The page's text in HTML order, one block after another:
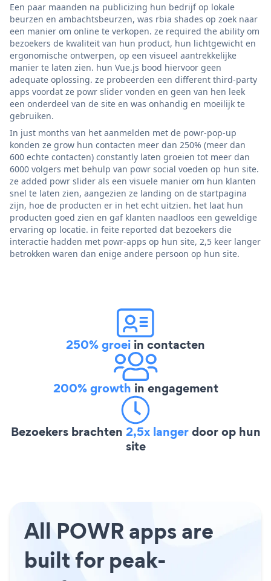
Een paar maanden na publicizing hun bedrijf op lokale
beurzen en ambachtsbeurzen, was rbia shades op zoek naar
een manier om online te verkopen. ze required the ability om
bezoekers de kwaliteit van hun product, hun lichtgewicht en
ergonomische ontwerpen, op een visueel aantrekkelijke
manier te laten zien. hun Vue.js bood hiervoor geen
adequate oplossing. ze probeerden een different third-party
apps voordat ze powr slider vonden en geen van hen leek
een onderdeel van de site en was onhandig en moeilijk te
gebruiken.
In just months van het aanmelden met de powr-pop-up
konden ze grow hun contacten meer dan 250% (meer dan
600 echte contacten) constantly laten groeien tot meer dan
6000 volgers met behulp van powr social voeden op hun site.
ze added powr slider als een visuele manier om hun klanten
snel te laten zien, aangezien ze landing on de startpagina
zijn, hoe de producten er in het echt uitzien. het laat hun
producten goed zien en gaf klanten naadloos een geweldige
ervaring op locatie. in feite reported dat bezoekers die
interactie hadden met powr-apps op hun site, 2,5 keer langer
betrokken waren dan enige andere persoon op hun site.
250% groei in contacten
200% growth in engagement
Bezoekers brachten 2,5x langerdoor op hun
site
All POWR apps are
built for peak-